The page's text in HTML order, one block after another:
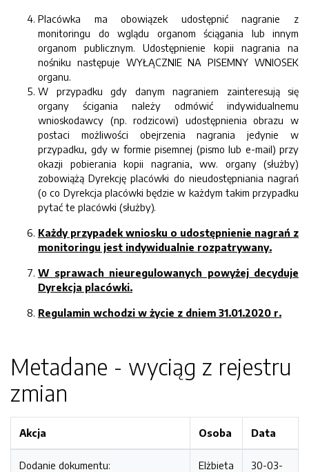
Placówka ma obowiązek udostępnić nagranie z
monitoringu do wglądu organom ściągania lub innym
organom publicznym. Udostępnienie kopii nagrania na
nośniku następuje WYŁĄCZNIE NA PISEMNY WNIOSEK
organu.
W przypadku gdy danym nagraniem zainteresują się
organy ścigania należy odmówić indywidualnemu
wnioskodawcy (np. rodzicowi) udostępnienia obrazu w
postaci możliwości obejrzenia nagrania jedynie w
przypadku, gdy w formie pisemnej (pismo lub e-mail) przy
okazji pobierania kopii nagrania, ww. organy (służby)
zobowiążą Dyrekcję placówki do nieudostępniania nagrań
(o co Dyrekcja placówki będzie w każdym takim przypadku
pytać te placówki (służby).
Każdy przypadek wniosku o udostępnienie nagrań z
monitoringu jest indywidualnie rozpatrywany.
W sprawach nieuregulowanych powyżej decyduje
Dyrekcja placówki.
Regulamin wchodzi w życie z dniem 31.01.2020 r.
Metadane - wyciąg z rejestru
zmian
Akcja Osoba Data
Dodanie dokumentu:
Elżbieta
30-03-